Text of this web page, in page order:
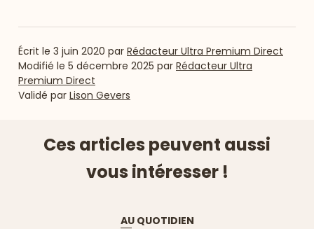
Écrit le 3 juin 2020 par Rédacteur Ultra Premium Direct
Modifié le 5 décembre 2025 par Rédacteur Ultra
Premium Direct
Validé par Lison Gevers
Ces articles peuvent aussi
vous intéresser !
AU QUOTIDIEN